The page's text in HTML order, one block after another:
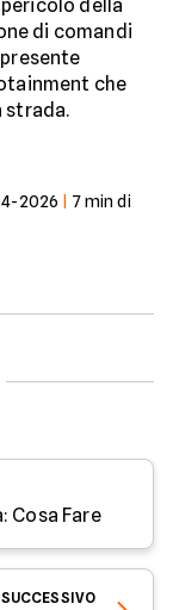
della
di comandi
che
strada.
2026 7min di
Cosa Fare
SUCCESSIVO